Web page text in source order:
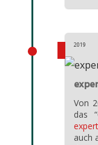
2019
Von
das
expert
auch